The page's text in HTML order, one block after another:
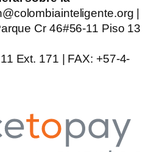
|
Cr 46#56-11 Piso 13
Ext. 171 | FAX: +57-4-